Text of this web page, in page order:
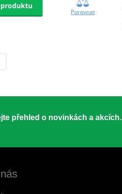
Porovnat
přehled o novinkách a akcích.